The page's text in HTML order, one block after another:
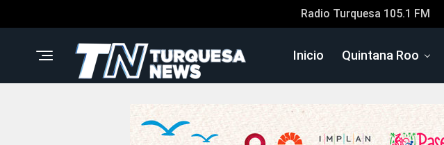
Radio Turquesa 105.1 FM
Inicio Quintana Roo